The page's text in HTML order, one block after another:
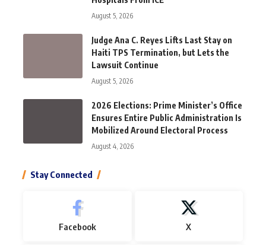
August 5, 2026
Judge Ana C. Reyes Lifts Last Stay on
Haiti TPS Termination, but Lets the
Lawsuit Continue
August 5, 2026
2026 Elections: Prime Minister’s Office
Ensures Entire Public Administration Is
Mobilized Around Electoral Process
August 4, 2026
Stay Connected
Facebook X